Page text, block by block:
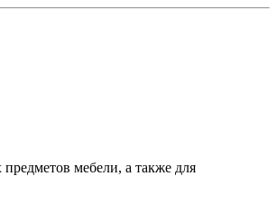
мебели, а также для